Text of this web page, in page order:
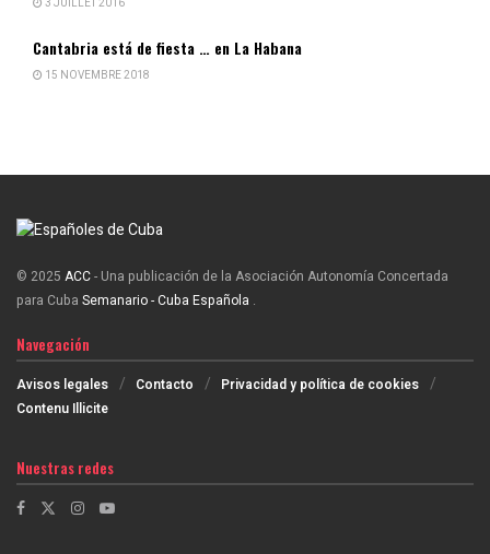
Cantabria está de fiesta … en La Habana
15 NOVEMBRE 2018
© 2025 ACC- Una publicación de la Asociación Autonomía Concertada
para Cuba Semanario - Cuba Española .
Navegación
Avisos legales Contacto
Privacidad y política de cookies
Contenu Illicite
Nuestras redes